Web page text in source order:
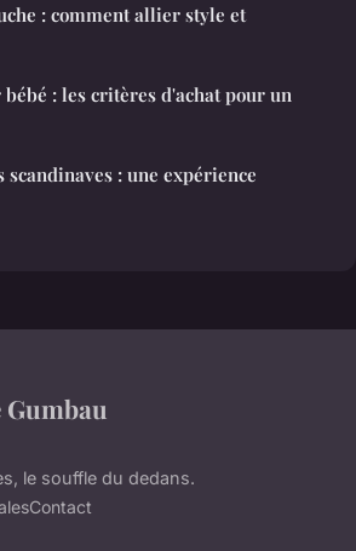
: comment allier style et
: les critères d'achat pour un
: une expérience
le souffle du dedans.
Contact